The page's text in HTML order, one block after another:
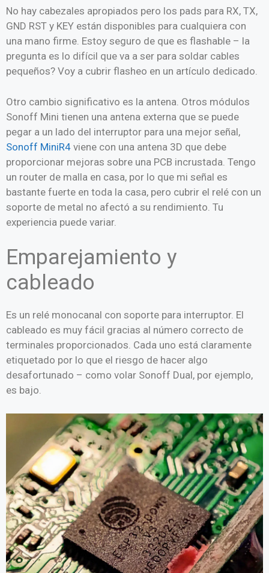
No hay cabezales apropiados pero los pads para RX, TX,
GND RST y KEY están disponibles para cualquiera con
una mano firme. Estoy seguro de que es flashable – la
pregunta es lo difícil que va a ser para soldar cables
pequeños? Voy a cubrir flasheo en un artículo dedicado.
Otro cambio significativo es la antena. Otros módulos
Sonoff Mini tienen una antena externa que se puede
pegar a un lado del interruptor para una mejor señal,
Sonoff MiniR4 viene con una antena 3D que debe
proporcionar mejoras sobre una PCB incrustada. Tengo
un router de malla en casa, por lo que mi señal es
bastante fuerte en toda la casa, pero cubrir el relé con un
soporte de metal no afectó a su rendimiento. Tu
experiencia puede variar.
Emparejamiento y
cableado
Es un relé monocanal con soporte para interruptor. El
cableado es muy fácil gracias al número correcto de
terminales proporcionados. Cada uno está claramente
etiquetado por lo que el riesgo de hacer algo
desafortunado – como volar Sonoff Dual, por ejemplo,
es bajo.